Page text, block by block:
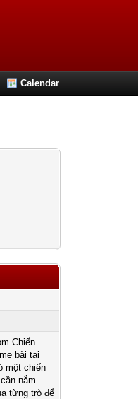
Calendar
Chiến
bài tại
một chiến
nắm
từng trò để